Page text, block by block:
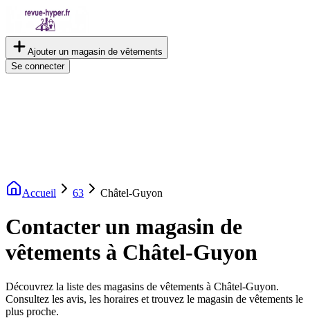
Ajouter un magasin de vêtements
Se connecter
Accueil 63 Châtel-Guyon
Contacter un magasin de
vêtements à Châtel-Guyon
Découvrez la liste des magasins de vêtements à Châtel-Guyon.
Consultez les avis, les horaires et trouvez le magasin de vêtements le
plus proche.